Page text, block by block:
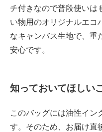
チ付きなので普段使いは
い物用のオリジナルエコ
なキャンバス生地で、重
安心です。
知っておいてほしい
このバッグには油性イン
す。そのため、お届け直